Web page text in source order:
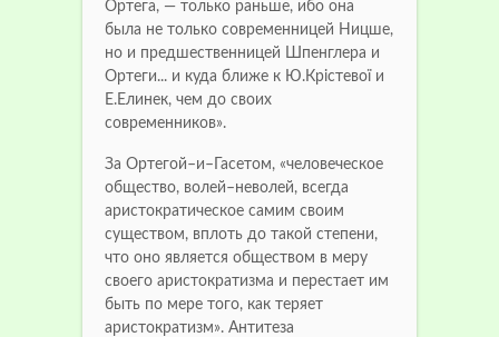
Ортега, — только раньше, ибо она
была не только современницей Ницше,
но и предшественницей Шпенглера и
Ортеги... и куда ближе к Ю.Крістевої и
Е.Елинек, чем до своих
современников».
За Ортегой–и–Гасетом, «человеческое
общество, волей–неволей, всегда
аристократическое самим своим
существом, вплоть до такой степени,
что оно является обществом в меру
своего аристократизма и перестает им
быть по мере того, как теряет
аристократизм». Антитеза